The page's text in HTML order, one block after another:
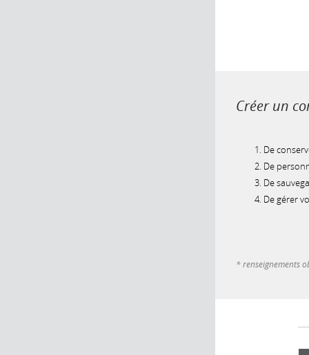
Créer un
De
De
De
De gérer
* renseignements